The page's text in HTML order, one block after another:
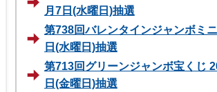
月7日(水曜日)抽選
第738回バレンタインジャンボミ
日(水曜日)抽選
第713回グリーンジャンボ宝くじ
日(金曜日)抽選